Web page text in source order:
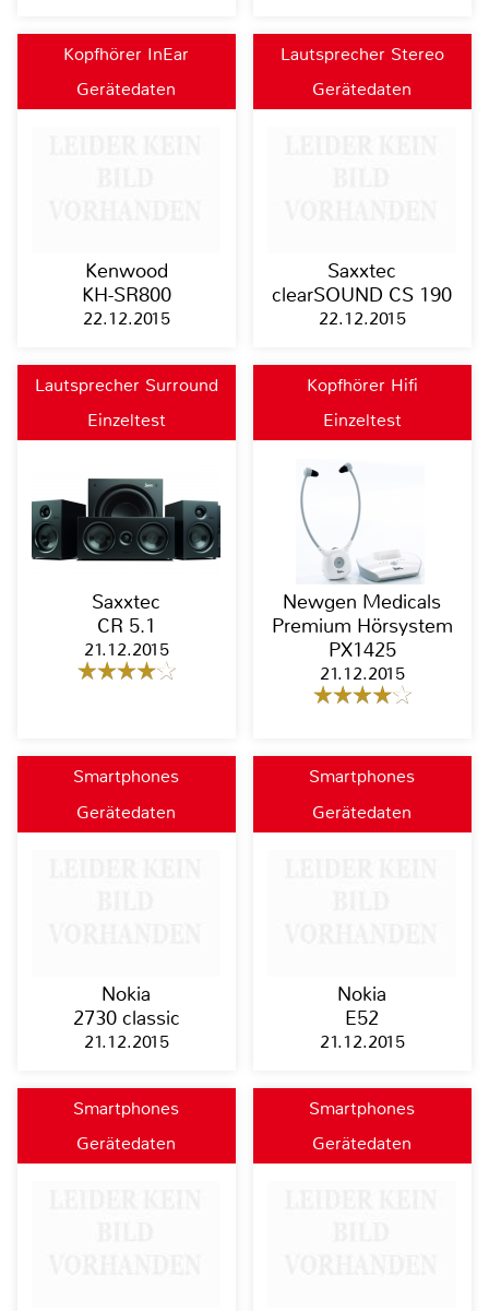
Kopfhörer InEar
Gerätedaten
Kenwood
KH-SR800
22.12.2015
Lautsprecher Stereo
Gerätedaten
Saxxtec
clearSOUND CS 190
22.12.2015
Lautsprecher Surround
Einzeltest
Saxxtec
CR 5.1
21.12.2015
Kopfhörer Hifi
Einzeltest
Newgen Medicals
Premium Hörsystem
PX1425
21.12.2015
Smartphones
Gerätedaten
Nokia
2730 classic
21.12.2015
Smartphones
Gerätedaten
Nokia
E52
21.12.2015
Smartphones
Gerätedaten
Smartphones
Gerätedaten